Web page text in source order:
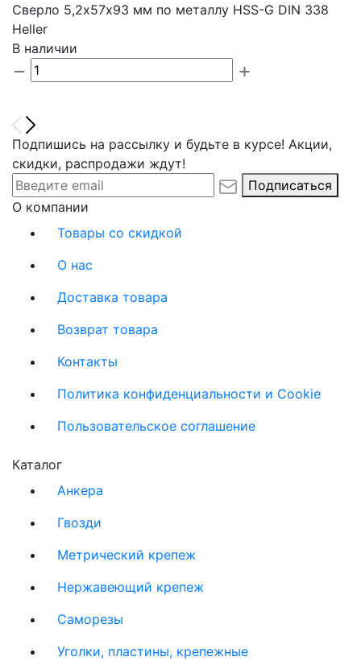
Сверло 5,2х57х93 мм по металлу HSS-G DIN 338
Heller
В наличии
Подпишись на рассылку и будьте в курсе! Акции,
скидки, распродажи ждут!
Подписаться
О компании
Товары со скидкой
О нас
Доставка товара
Возврат товара
Контакты
Политика конфиденциальности и Cookie
Пользовательское соглашение
Каталог
Анкера
Гвозди
Метрический крепеж
Нержавеющий крепеж
Саморезы
Уголки, пластины, крепежные